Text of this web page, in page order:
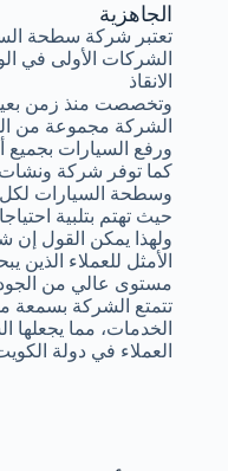
الجاهزية
تعتبر شركة سطحة
الشركات الأولى في
الانقاذ
وتخصصت منذ زمن
الشركة مجموعة من
ورفع السيارات بجميع
كما توفر شركة
وسطحة السيارات
حيث تهتم بتلبية
ولهذا يمكن القول إن
الأمثل للعملاء
مستوى عالي من
تتمتع الشركة بسمعة
الخدمات، مما يجعلها
العملاء في دولة